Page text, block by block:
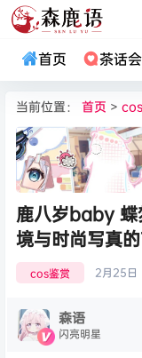
首页 茶话会
当前位置： 首页 >
鹿八岁baby 蝶
境与时尚写真
cos鉴赏 2月25日
森语
闪亮明星